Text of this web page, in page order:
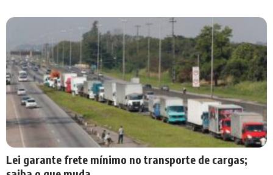
Lei garante frete mínimo no transporte de cargas;